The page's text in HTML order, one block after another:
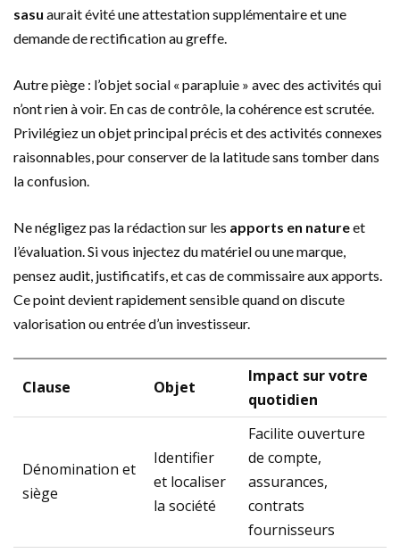
sasu aurait évité une attestation supplémentaire et une
demande de rectification au greffe.
Autre piège : l’objet social « parapluie » avec des activités qui
n’ont rien à voir. En cas de contrôle, la cohérence est scrutée.
Privilégiez un objet principal précis et des activités connexes
raisonnables, pour conserver de la latitude sans tomber dans
la confusion.
Ne négligez pas la rédaction sur les apports en natureet
l’évaluation. Si vous injectez du matériel ou une marque,
pensez audit, justificatifs, et cas de commissaire aux apports.
Ce point devient rapidement sensible quand on discute
valorisation ou entrée d’un investisseur.
Clause Objet
Impact sur votre
quotidien
Dénomination et
siège
Identifier
et localiser
la société
Facilite ouverture
de compte,
assurances,
contrats
fournisseurs